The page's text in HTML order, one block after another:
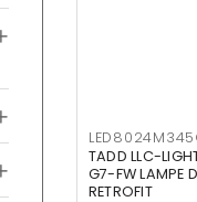
TADD LLC-
G7-FW LAMPE
RETROFIT